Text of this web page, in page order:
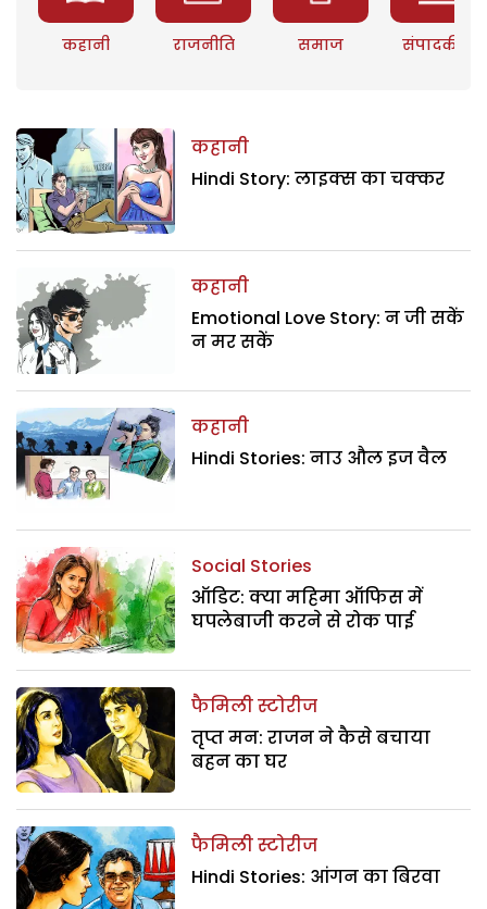
कहानी राजनीति समाज संपादकीय
कहानी
Hindi Story: लाइक्स का चक्कर
कहानी
Emotional Love Story: न जी सकें
न मर सकें
कहानी
Hindi Stories: नाउ औल इज वैल
Social Stories
ऑडिट: क्या महिमा ऑफिस में
घपलेबाजी करने से रोक पाई
फैमिली स्टोरीज
तृप्त मन: राजन ने कैसे बचाया
बहन का घर
फैमिली स्टोरीज
Hindi Stories: आंगन का बिरवा